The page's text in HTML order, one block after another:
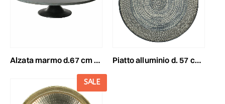
alzata marmo d.67 cm h.16 cm verde c/base metallo nero piatto alluminio d. 57 cm h.4,5 cm nero satinato
SALE